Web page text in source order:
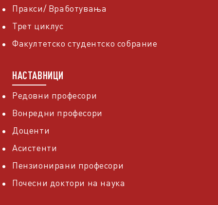
Пракси/ Вработувања
Трет циклус
Факултетско студентско собрание
НАСТАВНИЦИ
Редовни професори
Вонредни професори
Доценти
Асистенти
Пензионирани професори
Почесни доктори на наука